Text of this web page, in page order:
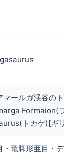
マールガ渓谷の
Formaion(
トカゲ)[ギ
・竜脚形亜目・